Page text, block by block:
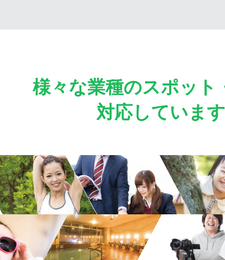
様々な業種のスポット
対応しています